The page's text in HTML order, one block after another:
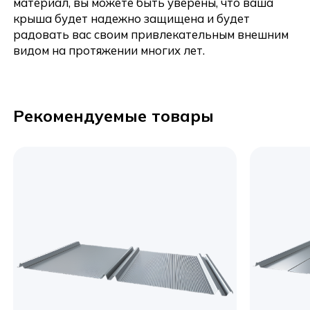
крыша будет надежно защищена и будет
радовать вас своим привлекательным внешним
видом на протяжении многих лет.
Рекомендуемые товары